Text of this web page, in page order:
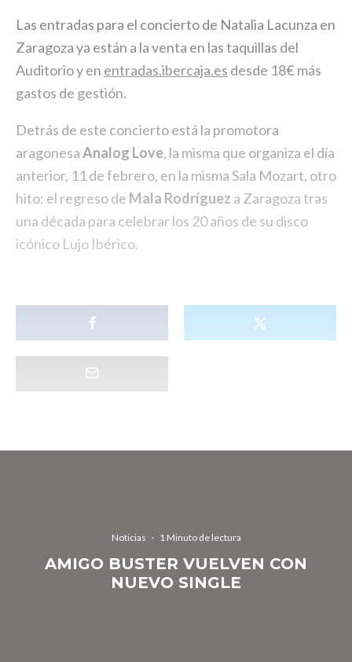
Las entradas para el concierto de Natalia Lacunza en
Zaragoza ya están a la venta en las taquillas del
Auditorio y en entradas.ibercaja.es desde 18€ más
gastos de gestión.
Detrás de este concierto está la promotora
aragonesaAnalog Love, la misma que organiza el día
anterior, 11 de febrero, en la misma Sala Mozart, otro
hito: el regreso de Mala Rodríguez a Zaragoza tras
una década para celebrar los 20 años de su disco
icónico Lujo Ibérico.
Noticias · 1 Minuto de lectura
AMIGO BUSTER VUELVEN CON
NUEVO SINGLE